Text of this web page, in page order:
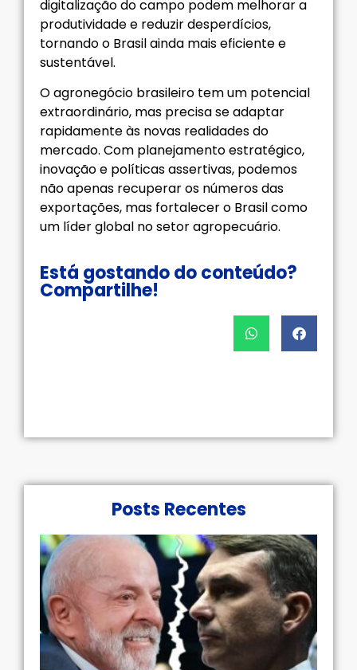
digitalização do campo podem melhorar a
produtividade e reduzir desperdícios,
tornando o Brasil ainda mais eficiente e
sustentável.
O agronegócio brasileiro tem um potencial
extraordinário, mas precisa se adaptar
rapidamente às novas realidades do
mercado. Com planejamento estratégico,
inovação e políticas assertivas, podemos
não apenas recuperar os números das
exportações, mas fortalecer o Brasil como
um líder global no setor agropecuário.
Está gostando do conteúdo?
Compartilhe!
Posts Recentes